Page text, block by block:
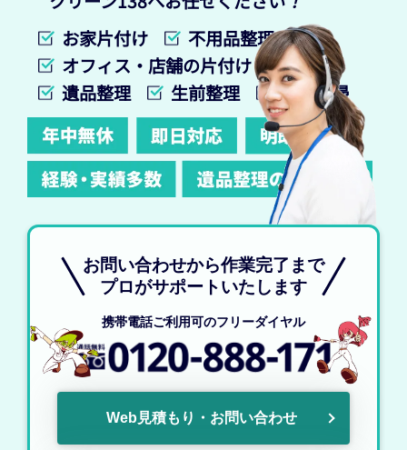
お家片付け
不用品整理
オフィス・店舗の片付け
遺品整理
生前整理 特殊清掃
お問い合わせから作業完了まで
プロがサポートいたします
携帯電話ご利用可のフリーダイヤル
Web見積もり・お問い合わせ